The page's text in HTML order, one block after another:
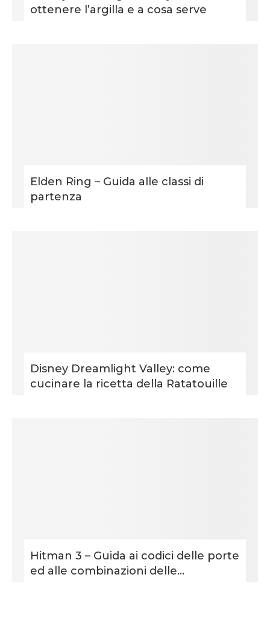
ottenere l’argilla e a cosa serve
Elden Ring – Guida alle classi di
partenza
Disney Dreamlight Valley: come
cucinare la ricetta della Ratatouille
Hitman 3 – Guida ai codici delle porte
ed alle combinazioni delle...